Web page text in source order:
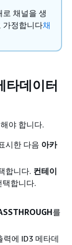
채널을 생
가정합니다채
타데이터
야 합니다.
시한 다음 아카
합니다. 컨테이
택합니다.
를
력에 ID3 메타데